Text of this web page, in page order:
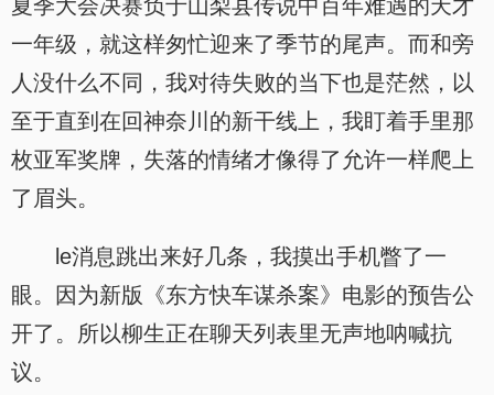
夏季大会决赛负于山梨县传说中百年难遇的天才
一年级，就这样匆忙迎来了季节的尾声。而和旁
人没什么不同，我对待失败的当下也是茫然，以
至于直到在回神奈川的新干线上，我盯着手里那
枚亚军奖牌，失落的情绪才像得了允许一样爬上
了眉头。
le消息跳出来好几条，我摸出手机瞥了一
眼。因为新版《东方快车谋杀案》电影的预告公
开了。所以柳生正在聊天列表里无声地呐喊抗
议。